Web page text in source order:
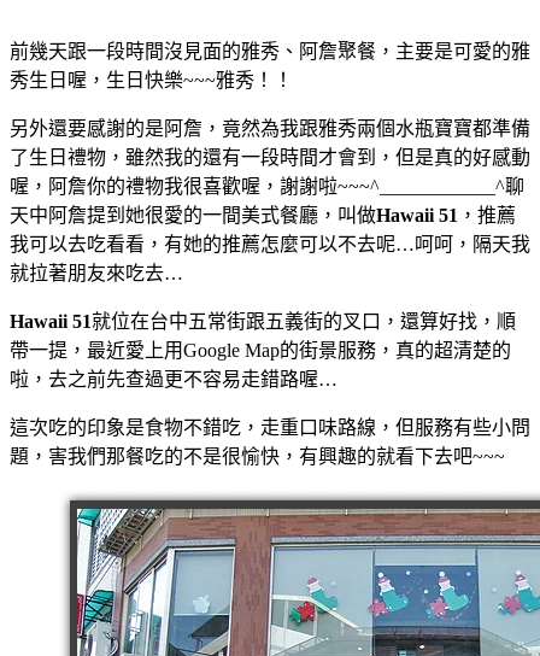
前幾天跟一段時間沒見面的雅秀、阿詹聚餐，主要是可愛的雅
秀生日喔，生日快樂~~~雅秀！！
另外還要感謝的是阿詹，竟然為我跟雅秀兩個水瓶寶寶都準備
了生日禮物，雖然我的還有一段時間才會到，但是真的好感動
喔，阿詹你的禮物我很喜歡喔，謝謝啦~~~^____________^聊
天中阿詹提到她很愛的一間美式餐廳，叫做Hawaii 51 ，推薦
我可以去吃看看，有她的推薦怎麼可以不去呢…呵呵，隔天我
就拉著朋友來吃去…
Hawaii 51就位在台中五常街跟五義街的叉口，還算好找，順
帶一提，最近愛上用Google Map的街景服務，真的超清楚的
啦，去之前先查過更不容易走錯路喔…
這次吃的印象是食物不錯吃，走重口味路線，但服務有些小問
題，害我們那餐吃的不是很愉快，有興趣的就看下去吧~~~